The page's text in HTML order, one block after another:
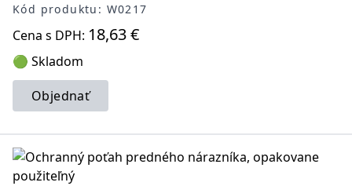
Kód produktu: W0217
Cena s DPH: 18,63 €
🟢 Skladom
Objednať